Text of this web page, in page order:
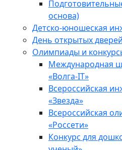
основа)
Детско-юношеская
День открытых дверей
Олимпиады и
Международная
«Волга-IT»
Всероссийская
«Звезда»
Всероссийская
«Россети»
Конкурс для